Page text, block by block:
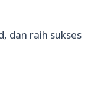
dan raih sukses